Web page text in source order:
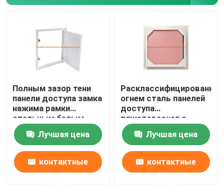
Полным зазор тени
панели доступа замка
нажима рамки
стальным белым
покрытый порошком
Лучшая цена
контактные
Расклассифицированная
огнем сталь панелей
доступа
тяжеловесная с
розовой доской гипса
для гипсокартона
Лучшая цена
контактные